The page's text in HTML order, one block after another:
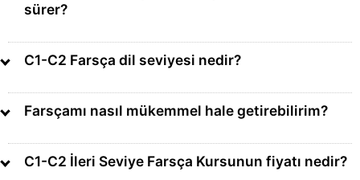
sürer?
C1-C2 Farsça dil seviyesi nedir?
Farsçamı nasıl mükemmel hale getirebilirim?
C1-C2 İleri Seviye Farsça Kursunun fiyatı nedir?